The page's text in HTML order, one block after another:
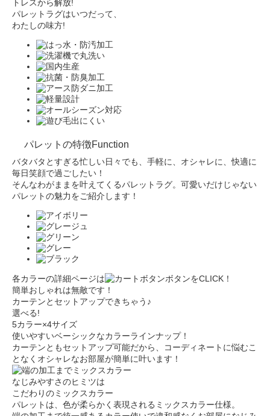
トレスから解放!
パレットラグはいつだって、
わたしの味方!
パレットの特徴Function
バタバタとすぎる忙しい日々でも、手軽に、オシャレに、快適に
毎日笑顔で過ごしたい！
そんなわがままを叶えてくるパレットラグ。 可愛いだけじゃない
パレットの魅力をご紹介します！
各カラーの詳細ページは
ボタンをCLICK！
簡単おしゃれは無敵です！
カーテンとセットアップできちゃう♪
選べる!
5カラー×4サイズ
使いやすいベーシックなカラーラインナップ！
カーテンともセットアップ可能だから、コーディネートに悩むこ
となくオシャレなお部屋が簡単に叶います！
なじみやすさのヒミツは
こだわりのミックスカラー
パレットは、色が柔らかく表現されるミックスカラー仕様。